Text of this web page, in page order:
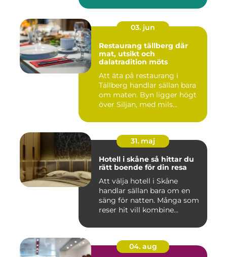
03. jun
Restaurang tällberg där
mat, utsikt och
dalatradition möts
Att äta på restaurang i
Tällberg handlar sällan bara
om maten. Byn ligger högt
över Siljan, med mils...
31. maj
Hotell i skåne så hittar du
rätt boende för din resa
Att välja hotell i Skåne
handlar sällan bara om en
säng för natten. Många som
reser hit vill kombine...
04. aug